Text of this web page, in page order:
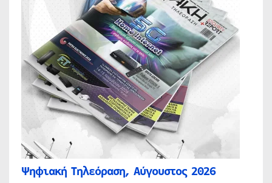
Ψηφιακή Τηλεόραση, Αύγουστος 2026